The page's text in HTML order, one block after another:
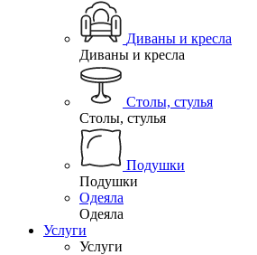
Диваны и кресла
Диваны и кресла
Столы, стулья
Столы, стулья
Подушки
Подушки
Одеяла
Одеяла
Услуги
Услуги